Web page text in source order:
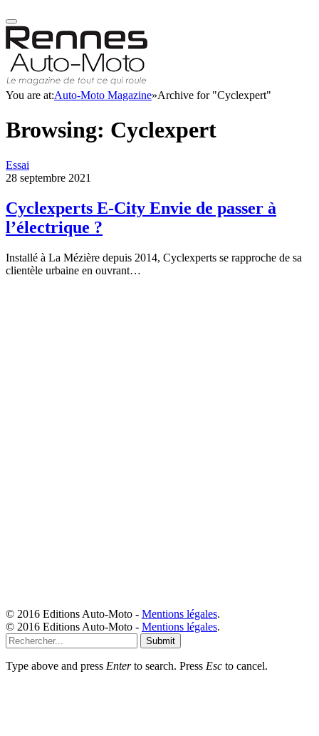
You are at:Auto-Moto Magazine»Archive for "Cyclexpert"
Browsing: Cyclexpert
Essai
28 septembre 2021
Cyclexperts E-City Envie de passer à
l’électrique ?
Installé à La Mézière depuis 2014, Cyclexperts se rapproche de sa
clientèle urbaine en ouvrant…
© 2016 Editions Auto-Moto - Mentions légales.
© 2016 Editions Auto-Moto - Mentions légales.
Submit
Type above and press Enterto search. Press Esc to cancel.